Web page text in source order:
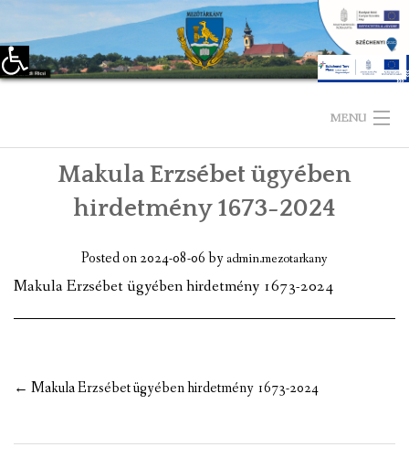
Eszköztár megnyitása
MENU
KEZDŐLAP
LÁTNIVALÓK
KÉPVISELŐ-TESTÜLET
Makula Erzsébet ügyében
hirdetmény 1673-2024
Posted on2024-08-06byadmin.mezotarkany
Makula Erzsébet ügyében hirdetmény 1673-2024
Post
← Makula Erzsébet ügyében hirdetmény 1673-2024